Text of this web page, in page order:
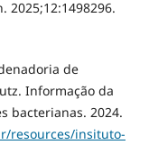
2025;12:1498296.
de
Informação da
bacterianas. 2024.
resources/insituto-